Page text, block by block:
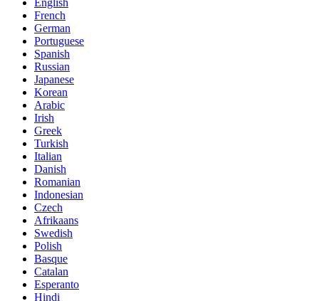
English
French
German
Portuguese
Spanish
Russian
Japanese
Korean
Arabic
Irish
Greek
Turkish
Italian
Danish
Romanian
Indonesian
Czech
Afrikaans
Swedish
Polish
Basque
Catalan
Esperanto
Hindi